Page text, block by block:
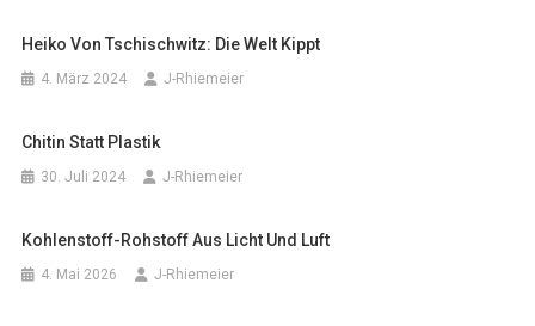
Heiko Von Tschischwitz: Die Welt Kippt
4. März 2024 J-Rhiemeier
Chitin Statt Plastik
30. Juli 2024 J-Rhiemeier
Kohlenstoff-Rohstoff Aus Licht Und Luft
4. Mai 2026 J-Rhiemeier